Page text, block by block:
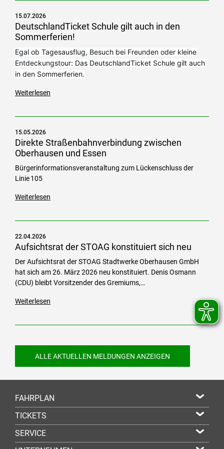
15.07.2026
DeutschlandTicket Schule gilt auch in den
Sommerferien!
Egal ob Tagesausflug, Besuch bei Freunden oder kleine
Entdeckungstour: Das DeutschlandTicket Schule gilt auch
in den Sommerferien.
Weiterlesen
15.05.2026
Direkte Straßenbahnverbindung zwischen
Oberhausen und Essen
Bürgerinformationsveranstaltung zum Lückenschluss der
Linie 105
Weiterlesen
22.04.2026
Aufsichtsrat der STOAG konstituiert sich neu
Der Aufsichtsrat der STOAG Stadtwerke Oberhausen GmbH
hat sich am 26. März 2026 neu konstituiert. Denis Osmann
(CDU) bleibt Vorsitzender des Gremiums,…
Weiterlesen
ALLE AKTUELLEN MELDUNGEN ANZEIGEN
FAHRPLAN
TICKETS
SERVICE